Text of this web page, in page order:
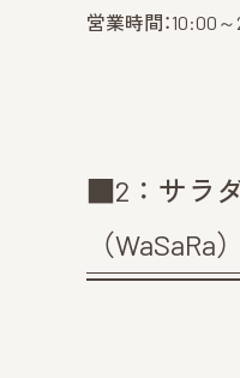
営業時間：10:00
■2：サラ
（WaSaRa）